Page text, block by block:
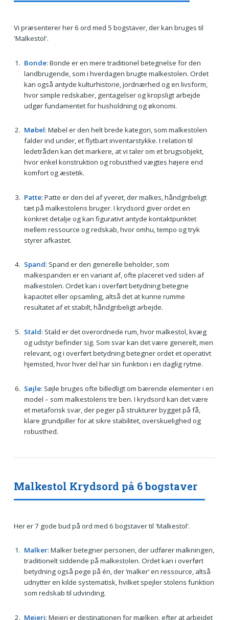
Vi præsenterer her 6 ord med 5 bogstaver, der kan bruges til
'Malkestol'.
Bonde: Bonde er en mere traditionel betegnelse for den
landbrugende, som i hverdagen brugte malkestolen. Ordet
kan også antyde kulturhistorie, jordnærhed og en livsform,
hvor simple redskaber, gentagelser og kropsligt arbejde
udgør fundamentet for husholdning og økonomi.
Møbel: Møbel er den helt brede kategori, som malkestolen
falder ind under, et flytbart inventarstykke. I relation til
ledetråden kan det markere, at vi taler om et brugsobjekt,
hvor enkel konstruktion og robusthed vægtes højere end
komfort og æstetik.
Patte: Patte er den del af yveret, der malkes, håndgribeligt
tæt på malkestolens bruger. I krydsord giver ordet en
konkret detalje og kan figurativt antyde kontaktpunktet
mellem ressource og redskab, hvor omhu, tempo og tryk
styrer afkastet.
Spand: Spand er den generelle beholder, som
malkespanden er en variant af, ofte placeret ved siden af
malkestolen. Ordet kan i overført betydning betegne
kapacitet eller opsamling, altså det at kunne rumme
resultatet af et stabilt, håndgribeligt arbejde.
Stald: Stald er det overordnede rum, hvor malkestol, kvæg
og udstyr befinder sig. Som svar kan det være generelt, men
relevant, og i overført betydning betegner ordet et operativt
hjemsted, hvor hver del har sin funktion i en daglig rytme.
Søjle: Søjle bruges ofte billedligt om bærende elementer i en
model – som malkestolens tre ben. I krydsord kan det være
et metaforisk svar, der peger på strukturer bygget på få,
klare grundpiller for at sikre stabilitet, overskuelighed og
robusthed.
Malkestol Krydsord på 6 bogstaver
Her er 7 gode bud på ord med 6 bogstaver til 'Malkestol'.
Malker: Malker betegner personen, der udfører malkningen,
traditionelt siddende på malkestolen. Ordet kan i overført
betydning også pege på én, der ‘malker’ en ressource, altså
udnytter en kilde systematisk, hvilket spejler stolens funktion
som redskab til udvinding.
Mejeri: Mejeri er destinationen for mælken, efter at arbejdet